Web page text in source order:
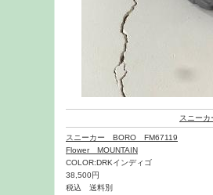
スニーカ
スニーカー BORO FM67119
Flower MOUNTAIN
COLOR:DRKインディゴ
38,500円
税込 送料別